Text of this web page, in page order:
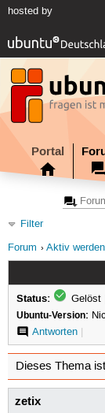
hosted by
Portal
Filter
Forum
Aktiv werden
Status: Gelöst
Ubuntu-Version:
Antworten|
Dieses Thema
zetix